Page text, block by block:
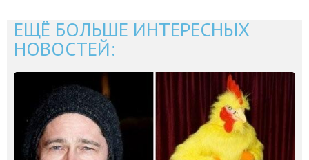
ЕЩЁ БОЛЬШЕ ИНТЕРЕСНЫХ
НОВОСТЕЙ: